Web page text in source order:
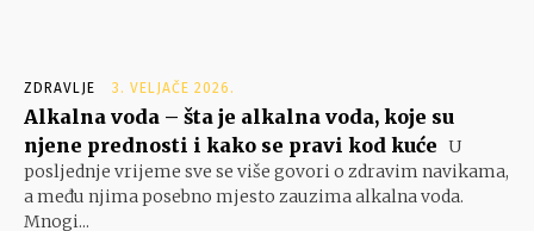
ZDRAVLJE 3. VELJAČE 2026.
Alkalna voda – šta je alkalna voda, koje su
njene prednosti i kako se pravi kod kuće U
posljednje vrijeme sve se više govori o zdravim navikama,
a među njima posebno mjesto zauzima alkalna voda.
Mnogi...